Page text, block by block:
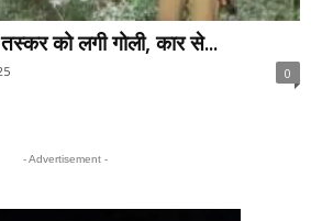
को लगी गोली, कार से...
0
- Advertisement -